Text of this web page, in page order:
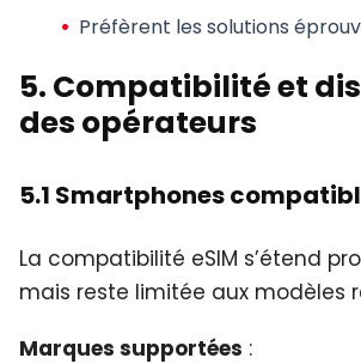
Préfèrent les solutions
5. Compatibilité et
des opérateurs
5.1 Smartphones
La compatibilité eSIM s’étend
mais reste limitée aux modèles
Marques supportées :